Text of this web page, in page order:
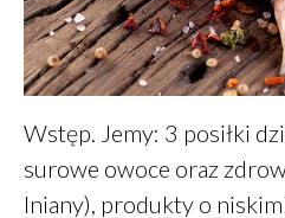
Wstęp. Jemy: 3 posiłki
surowe owoce oraz
lniany), produkty o